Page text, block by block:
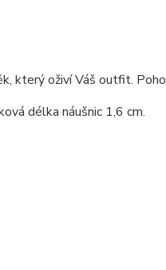
který oživí Váš outfit.
délka náušnic 1,6 cm.